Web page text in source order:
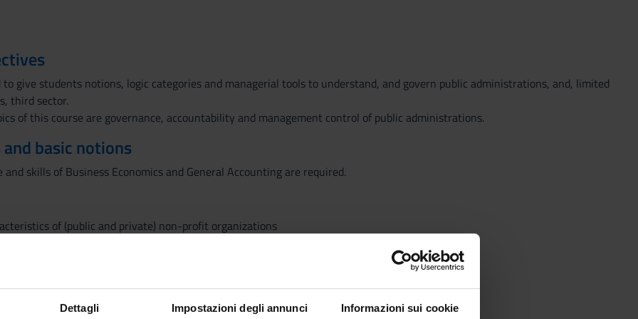
Dettagli Impostazioni degli annunci Informazioni sui cookie
to give students notions, logic categories and managerial tools to understand, and govern public administrations, and, limited
third sector.
of this course are governance, accountability and management control of public administrations.
basic notions
and skills of Business Economics and General Accounting are required.
of (public and private) non-profit organizations
public administrations